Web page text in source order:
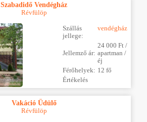
Szabadidő Vendégház
Révfülöp
Szállás
jellege:
vendégház
Jellemző ár:
24 000 Ft /
apartman /
éj
Férőhelyek: 12 fő
Értékelés
Vakáció Üdülő
Révfülöp